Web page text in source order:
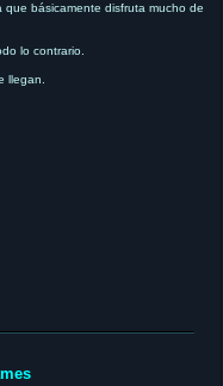
básicamente disfruta mucho de
lo contrario.
llegan.